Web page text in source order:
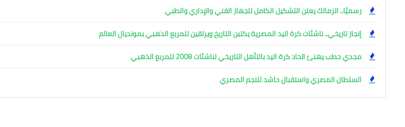
رسميًا.. الزمالك يعلن التشكيل الكامل للجهاز الفني والإداري والطبي
إنجاز تاريخي.. ناشئات كرة اليد المصرية يكتبن التاريخ ويرتقين للمربع الذهبي بمونديال العالم
مجدي حطب يهنئ اتحاد كرة اليد بالتأهل التاريخي لناشئات 2008 للمربع الذهبي
السلطان المصري واستقبال حاشد للنجم المصري